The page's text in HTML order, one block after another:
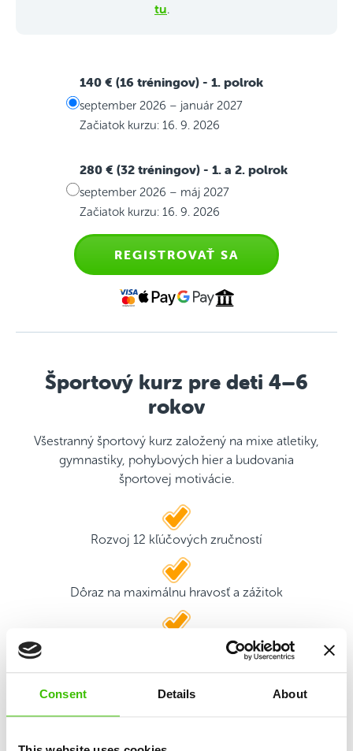
Consent Details About
tu.
140 € (16 tréningov) - 1. polrok
september 2026 – január 2027
Začiatok kurzu: 16. 9. 2026
280 € (32 tréningov) - 1. a 2. polrok
september 2026 – máj 2027
Začiatok kurzu: 16. 9. 2026
REGISTROVAŤ SA
Športový kurz pre deti 4–6
rokov
Všestranný športový kurz založený na mixe atletiky,
gymnastiky, pohybových hier a budovania
športovej motivácie.
Rozvoj 12 kľúčových zručností
Dôraz na maximálnu hravosť a zážitok
2 kvalifikovaní tréneri
Herný plán s motivačnými nálepkami